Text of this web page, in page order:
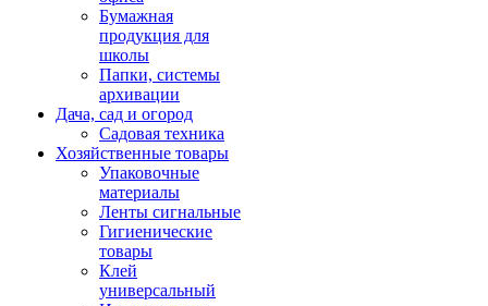
Бумажная
продукция для
школы
Папки, системы
архивации
Дача, сад и огород
Садовая техника
Хозяйственные товары
Упаковочные
материалы
Ленты сигнальные
Гигиенические
товары
Клей
универсальный